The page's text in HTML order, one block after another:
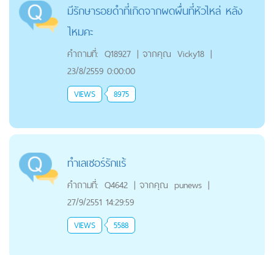
มีรักษารอยดำที่เกิดจากผดผื่นที่หัวไหล่ หลัง
ไหมคะ
คำถามที่: Q18927 | จากคุณ Vicky18 |
23/8/2559 0:00:00
VIEWS 8975
ทำเลเซอร์รักแร้
คำถามที่: Q4642 | จากคุณ punews |
27/9/2551 14:29:59
VIEWS 5588